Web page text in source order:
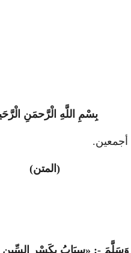
بِسْمِ اللَّهِ الْرَّحمَنِ
أجمعين.
(المتن)
-: «سِبَابُ بِكَسْرِ